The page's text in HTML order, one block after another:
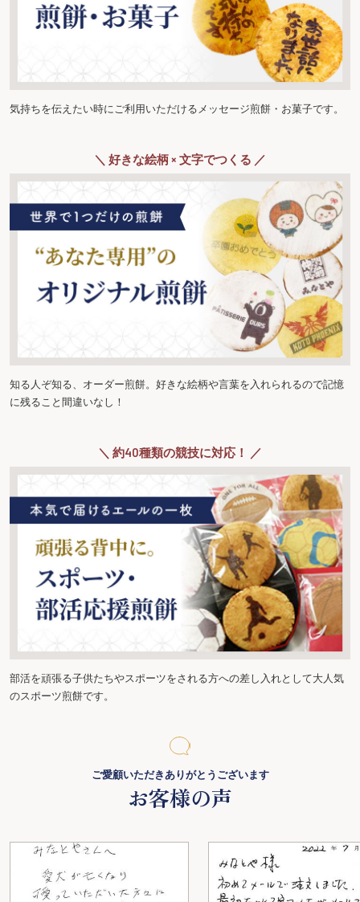
気持ちを伝えたい時にご利用いただけるメッセージ煎餅・お菓子です。
＼ 好きな絵柄 × 文字でつくる ／
知る人ぞ知る、オーダー煎餅。好きな絵柄や言葉を入れられるので記憶
に残ること間違いなし！
＼ 約40種類の競技に対応！ ／
部活を頑張る子供たちやスポーツをされる方への差し入れとして大人気
のスポーツ煎餅です。
ご愛顧いただきありがとうございます
お客様の声